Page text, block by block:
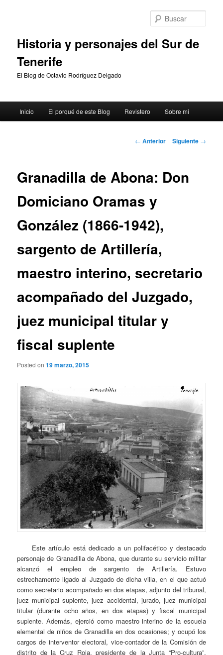
Historia y personajes del Sur de
Tenerife
El Blog de Octavio Rodríguez Delgado
principal
Inicio El porqué de este Blog Revistero Sobre mi
Navegación
← Anterior Siguiente →
Granadilla de Abona: Don
Domiciano Oramas y
González (1866-1942),
sargento de Artillería,
maestro interino, secretario
acompañado del Juzgado,
juez municipal titular y
fiscal suplente
Posted on19 marzo, 2015
Este artículo está dedicado a un polifacético y destacado
personaje de Granadilla de Abona, que durante su servicio militar
alcanzó el empleo de sargento de Artillería. Estuvo
estrechamente ligado al Juzgado de dicha villa, en el que actuó
como secretario acompañado en dos etapas, adjunto del tribunal,
juez municipal suplente, juez accidental, jurado, juez municipal
titular (durante ocho años, en dos etapas) y fiscal municipal
suplente. Además, ejerció como maestro interino de la escuela
elemental de niños de Granadilla en dos ocasiones; y ocupó los
cargos de interventor electoral, vice-contador de la Comisión de
distrito de la Cruz Roja, presidente de la Junta “Pro-cultura”,